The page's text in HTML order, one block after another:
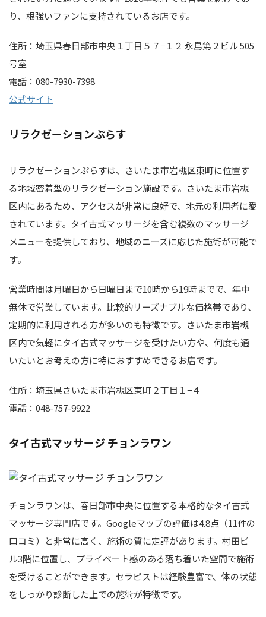
り、根強いファンに支持されているお店です。
住所：埼玉県春日部市中央１丁目５７−１２ 永島第２ビル 505
号室
電話：080-7930-7398
公式サイト
リラクゼーションぷらす
リラクゼーションぷらすは、さいたま市岩槻区東町に位置す
る地域密着型のリラクゼーション施設です。さいたま市岩槻
区内にあるため、アクセスが非常に良好で、地元の利用者に愛
されています。タイ古式マッサージを含む複数のマッサージ
メニューを提供しており、地域のニーズに応じた施術が可能で
す。
営業時間は月曜日から日曜日まで10時から19時までで、年中
無休で営業しています。比較的リーズナブルな価格帯であり、
定期的に利用される方が多いのも特徴です。さいたま市岩槻
区内で気軽にタイ古式マッサージを受けたい方や、何度も通
いたいとお考えの方に特におすすめできるお店です。
住所：埼玉県さいたま市岩槻区東町２丁目１−４
電話：048-757-9922
タイ古式マッサージ チョンラワン
チョンラワンは、春日部市中央に位置する本格的なタイ古式
マッサージ専門店です。Googleマップの評価は4.8点（11件の
口コミ）と非常に高く、施術の質に定評があります。村田ビ
ル3階に位置し、プライベート感のある落ち着いた空間で施術
を受けることができます。セラピストは経験豊富で、体の状態
をしっかり診断した上での施術が特徴です。